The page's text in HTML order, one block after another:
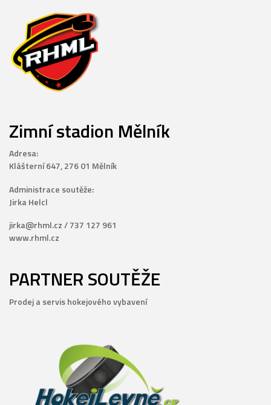
Zimní stadion Mělník
Adresa:
Klášterní 647, 276 01 Mělník
Administrace soutěže:
Jirka Helcl
jirka@rhml.cz / 737 127 961
www.rhml.cz
PARTNER SOUTĚŽE
Prodej a servis hokejového vybavení